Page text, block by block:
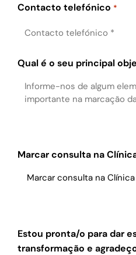
Contacto telefónico *
Qual é o seu principal
Marcar consulta na
Estou pronta/o para dar
transformação e